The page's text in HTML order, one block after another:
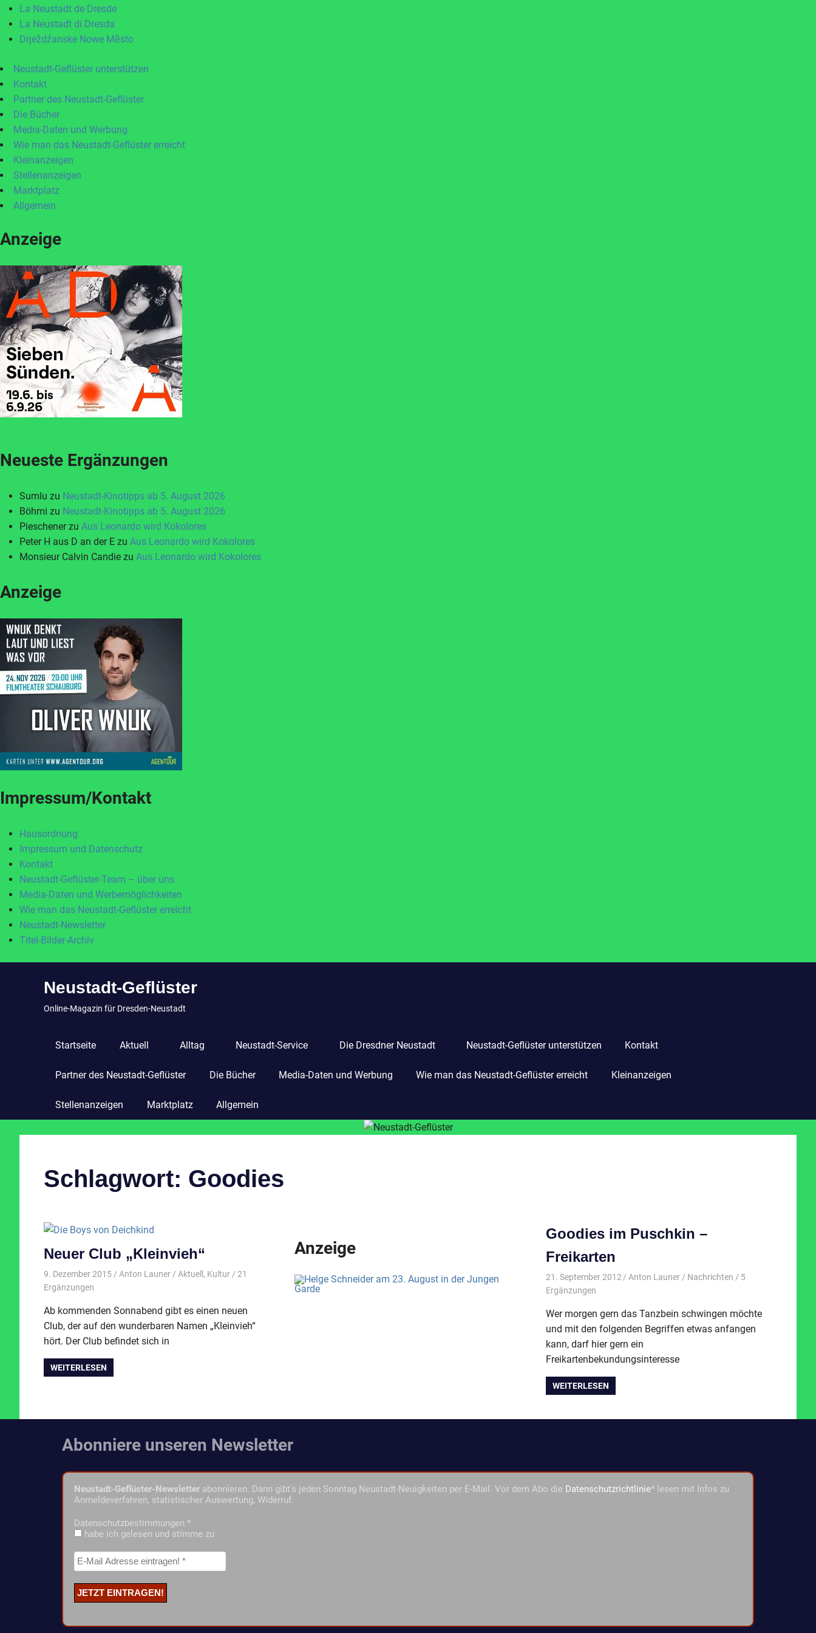
La Neustadt de Dresde
La Neustadt di Dresda
Drježdźanske Nowe Město
Neustadt-Geflüster unterstützen
Kontakt
Partner des Neustadt-Geflüster
Die Bücher
Media-Daten und Werbung
Wie man das Neustadt-Geflüster erreicht
Kleinanzeigen
Stellenanzeigen
Marktplatz
Allgemein
Anzeige
Neueste Ergänzungen
Sumlu zu Neustadt-Kinotipps ab 5. August 2026
Böhmi zu Neustadt-Kinotipps ab 5. August 2026
Pieschenerzu Aus Leonardo wird Kokolores
Peter H aus D an der E zu Aus Leonardo wird Kokolores
Monsieur Calvin Candie zu Aus Leonardo wird Kokolores
Anzeige
Impressum/Kontakt
Hausordnung
Impressum und Datenschutz
Kontakt
Neustadt-Geflüster-Team – über uns
Media-Daten und Werbemöglichkeiten
Wie man das Neustadt-Geflüster erreicht
Neustadt-Newsletter
Titel-Bilder-Archiv
Neustadt-Geflüster
Online-Magazin für Dresden-Neustadt
Startseite Aktuell Alltag Neustadt-Service Die Dresdner Neustadt Neustadt-Geflüster unterstützen Kontakt
Partner des Neustadt-Geflüster Die Bücher Media-Daten und Werbung Wie man das Neustadt-Geflüster erreicht Kleinanzeigen
Stellenanzeigen Marktplatz Allgemein
Schlagwort: Goodies
Neuer Club „Kleinvieh“
9. Dezember 2015 Anton Launer Aktuell , Kultur/ 21
Ergänzungen
Ab kommenden Sonnabend gibt es einen neuen
Club, der auf den wunderbaren Namen „Kleinvieh“
hört. Der Club befindet sich in
WEITERLESEN
Anzeige
Goodies im Puschkin –
Freikarten
21. September 2012 Anton Launer Nachrichten / 5
Ergänzungen
Wer morgen gern das Tanzbein schwingen möchte
und mit den folgenden Begriffen etwas anfangen
kann, darf hier gern ein
Freikartenbekundungsinteresse
WEITERLESEN
Abonniere unseren Newsletter
Neustadt-Geflüster-Newsletter abonnieren. Dann gibt's jeden Sonntag Neustadt-Neuigkeiten per E-Mail. Vor dem Abo die Datenschutzrichtlinie* lesen mit Infos zu
Anmeldeverfahren, statistischer Auswertung, Widerruf.
Datenschutzbestimmungen *
habe ich gelesen und stimme zu